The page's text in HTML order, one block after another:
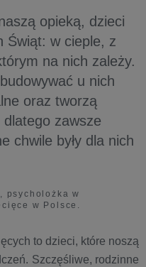
opieką, dzieci
Świąt: w cieple, z
na nich zależy.
u nich
oraz tworzą
zawsze
chwile były dla nich
psycholożka w
w Polsce.
to dzieci, które noszą
Szczęśliwe, rodzinne